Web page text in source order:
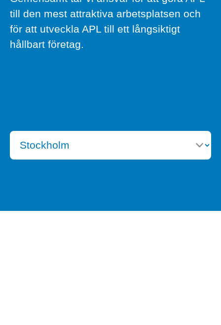
till den mest attraktiva arbetsplatsen och
för att utveckla APL till ett långsiktigt
hållbart företag.